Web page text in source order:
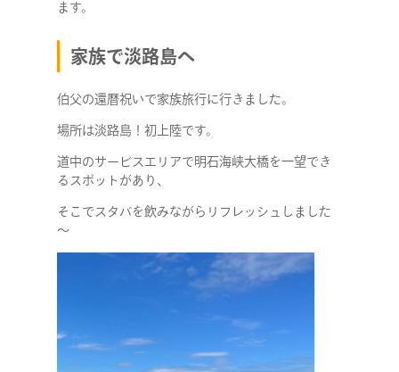
ます。
家族で淡路島へ
伯父の還暦祝いで家族旅行に行きました。
場所は淡路島！初上陸です。
道中のサービスエリアで明石海峡大橋を一望でき
るスポットがあり、
そこでスタバを飲みながらリフレッシュしました
～